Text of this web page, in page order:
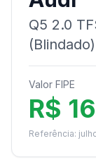
Q5 2.0
(Blindado)
Valor FIPE
R$
Referência: